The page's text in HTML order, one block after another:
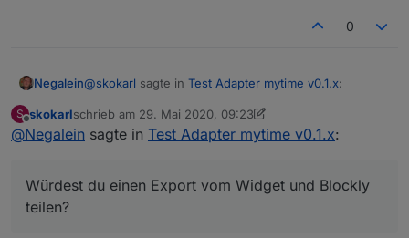
0
Negalein@skokarl sagte in Test Adapter mytime v0.1.x:
Ich bastel mir den String über eine kleine
Würdest du einen Export vom Widget und Blockly
S
Offline
skokarlschrieb am 29. Mai 2020, 09:23
zuletzt editiert von skokarl
@Negalein sagte in Test Adapter mytime v0.1.x:
Würdest du einen Export vom Widget und Blockly
teilen?